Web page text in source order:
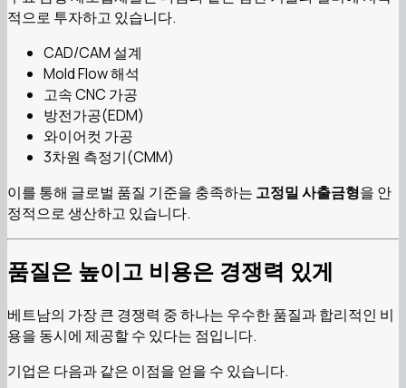
적으로 투자하고 있습니다.
CAD/CAM 설계
Mold Flow 해석
고속 CNC 가공
방전가공(EDM)
와이어컷 가공
3차원 측정기(CMM)
이를 통해 글로벌 품질 기준을 충족하는 고정밀 사출금형을 안
정적으로 생산하고 있습니다.
품질은 높이고 비용은 경쟁력 있게
베트남의 가장 큰 경쟁력 중 하나는 우수한 품질과 합리적인 비
용을 동시에 제공할 수 있다는 점입니다.
기업은 다음과 같은 이점을 얻을 수 있습니다.